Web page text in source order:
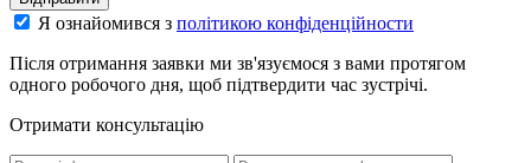
Я ознайомився з політикою конфіденційности
Після отримання заявки ми зв'язуємося з вами протягом
одного робочого дня, щоб підтвердити час зустрічі.
Отримати консультацію